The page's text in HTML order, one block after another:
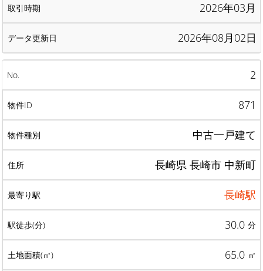
2026年03月
2026年08月02日
2
871
中古一戸建て
長崎県 長崎市 中新町
長崎駅
30.0 分
65.0 ㎡